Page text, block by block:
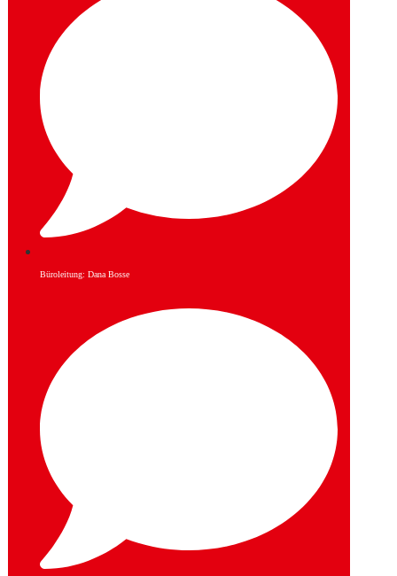
Büroleitung: Dana Bosse